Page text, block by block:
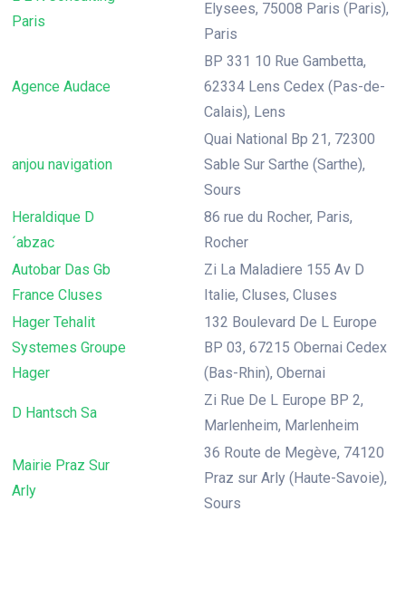
Paris
Elysees, 75008 Paris (Paris),
Paris
Agence Audace
BP 331 10 Rue Gambetta,
62334 Lens Cedex (Pas-de-
Calais), Lens
anjou navigation
Quai National Bp 21, 72300
Sable Sur Sarthe (Sarthe),
Sours
Heraldique D
´abzac
86 rue du Rocher, Paris,
Rocher
Autobar Das Gb
France Cluses
Zi La Maladiere 155 Av D
Italie, Cluses, Cluses
Hager Tehalit
Systemes Groupe
Hager
132 Boulevard De L Europe
BP 03, 67215 Obernai Cedex
(Bas-Rhin), Obernai
D Hantsch Sa
Zi Rue De L Europe BP 2,
Marlenheim, Marlenheim
Mairie Praz Sur
Arly
36 Route de Megève, 74120
Praz sur Arly (Haute-Savoie),
Sours